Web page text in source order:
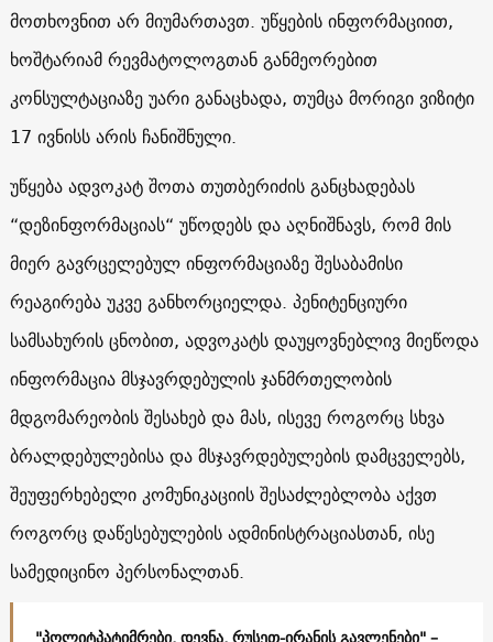
მოთხოვნით არ მიუმართავთ. უწყების ინფორმაციით,
ხოშტარიამ რევმატოლოგთან განმეორებით
კონსულტაციაზე უარი განაცხადა, თუმცა მორიგი ვიზიტი
17 ივნისს არის ჩანიშნული.
უწყება ადვოკატ შოთა თუთბერიძის განცხადებას
“დეზინფორმაციას“ უწოდებს და აღნიშნავს, რომ მის
მიერ გავრცელებულ ინფორმაციაზე შესაბამისი
რეაგირება უკვე განხორციელდა. პენიტენციური
სამსახურის ცნობით, ადვოკატს დაუყოვნებლივ მიეწოდა
ინფორმაცია მსჯავრდებულის ჯანმრთელობის
მდგომარეობის შესახებ და მას, ისევე როგორც სხვა
ბრალდებულებისა და მსჯავრდებულების დამცველებს,
შეუფერხებელი კომუნიკაციის შესაძლებლობა აქვთ
როგორც დაწესებულების ადმინისტრაციასთან, ისე
სამედიცინო პერსონალთან.